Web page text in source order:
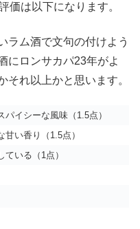
価は以下になります。
ラム酒で文句の付けよう
にロンサカパ23年がよ
それ以上かと思います。
イシーな風味（1.5点）
い香り（1.5点）
いる（1点）